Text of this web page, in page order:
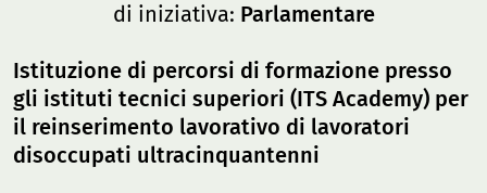
di iniziativa: Parlamentare
Istituzione di percorsi di formazione presso
gli istituti tecnici superiori (ITS Academy) per
il reinserimento lavorativo di lavoratori
disoccupati ultracinquantenni